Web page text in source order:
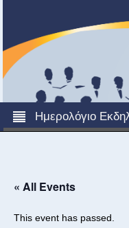
Ημερολόγιο
« All Events
This event has passed.